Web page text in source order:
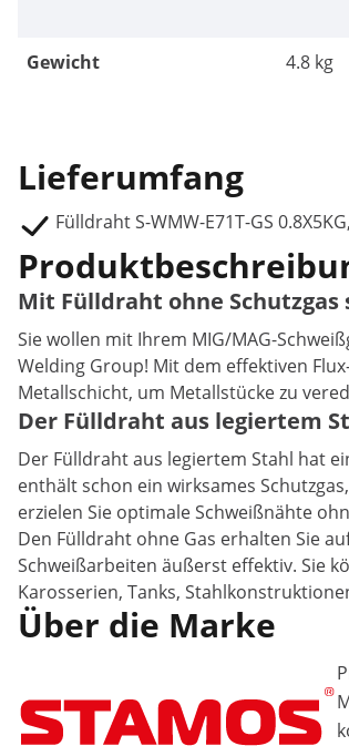
Gewicht 4.8 kg
Lieferumfang
Fülldraht S-WMW-E71T-GS
Mit Fülldraht ohne Schutzgas
Sie wollen mit Ihrem MIG/MAG-
Welding Group! Mit dem effektiven
Metallschicht, um Metallstücke zu
Der Fülldraht aus legiertem
Der Fülldraht aus legiertem Stahl hat
enthält schon ein wirksames
erzielen Sie optimale Schweißnähte
Den Fülldraht ohne Gas erhalten Sie
Schweißarbeiten äußerst effektiv. Sie
Karosserien, Tanks,
Über die Marke